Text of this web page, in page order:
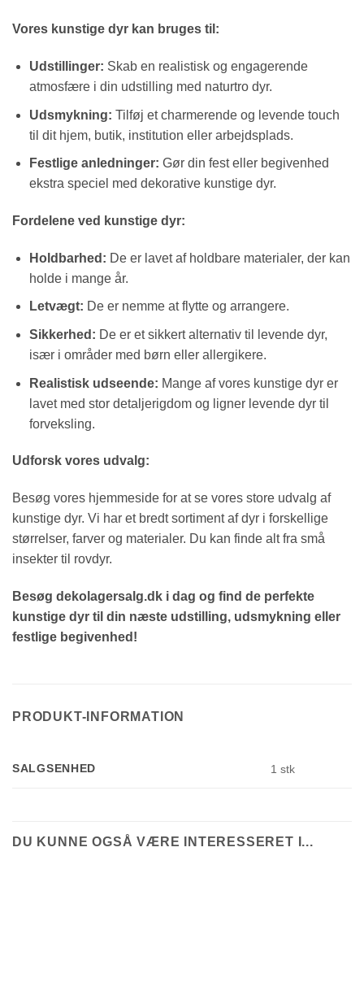
Vores kunstige dyr kan bruges til:
Udstillinger: Skab en realistisk og engagerende
atmosfære i din udstilling med naturtro dyr.
Udsmykning: Tilføj et charmerende og levende touch
til dit hjem, butik, institution eller arbejdsplads.
Festlige anledninger: Gør din fest eller begivenhed
ekstra speciel med dekorative kunstige dyr.
Fordelene ved kunstige dyr:
Holdbarhed: De er lavet af holdbare materialer, der kan
holde i mange år.
Letvægt: De er nemme at flytte og arrangere.
Sikkerhed: De er et sikkert alternativ til levende dyr,
især i områder med børn eller allergikere.
Realistisk udseende: Mange af vores kunstige dyr er
lavet med stor detaljerigdom og ligner levende dyr til
forveksling.
Udforsk vores udvalg:
Besøg vores hjemmeside for at se vores store udvalg af
kunstige dyr. Vi har et bredt sortiment af dyr i forskellige
størrelser, farver og materialer. Du kan finde alt fra små
insekter til rovdyr.
Besøg dekolagersalg.dk i dag og find de perfekte
kunstige dyr til din næste udstilling, udsmykning eller
festlige begivenhed!
PRODUKT-INFORMATION
SALGSENHED 1 stk
DU KUNNE OGSÅ VÆRE INTERESSERET I...